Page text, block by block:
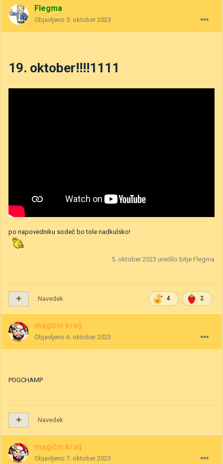
Flegma
Objavljeno 5. oktober 2023
19. oktober!!!!1111
po napovedniku sodeč bo tole nadkulsko!
5. oktober 2023 uredilo bitje Flegma
4 2
Navedek
magični kralj
Objavljeno 6. oktober 2023
POGCHAMP
Navedek
magični kralj
Objavljeno 7. oktober 2023